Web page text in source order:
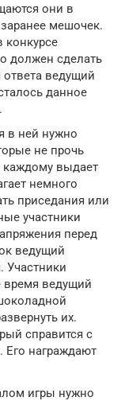
они в
мешочек.
конкурсе
должен сделать
ответа ведущий
данное
в ней нужно
не прочь
каждому выдает
немного
приседания или
участники
перед
ведущий
Участники
время ведущий
их.
справится с
Его награждают
игры нужно